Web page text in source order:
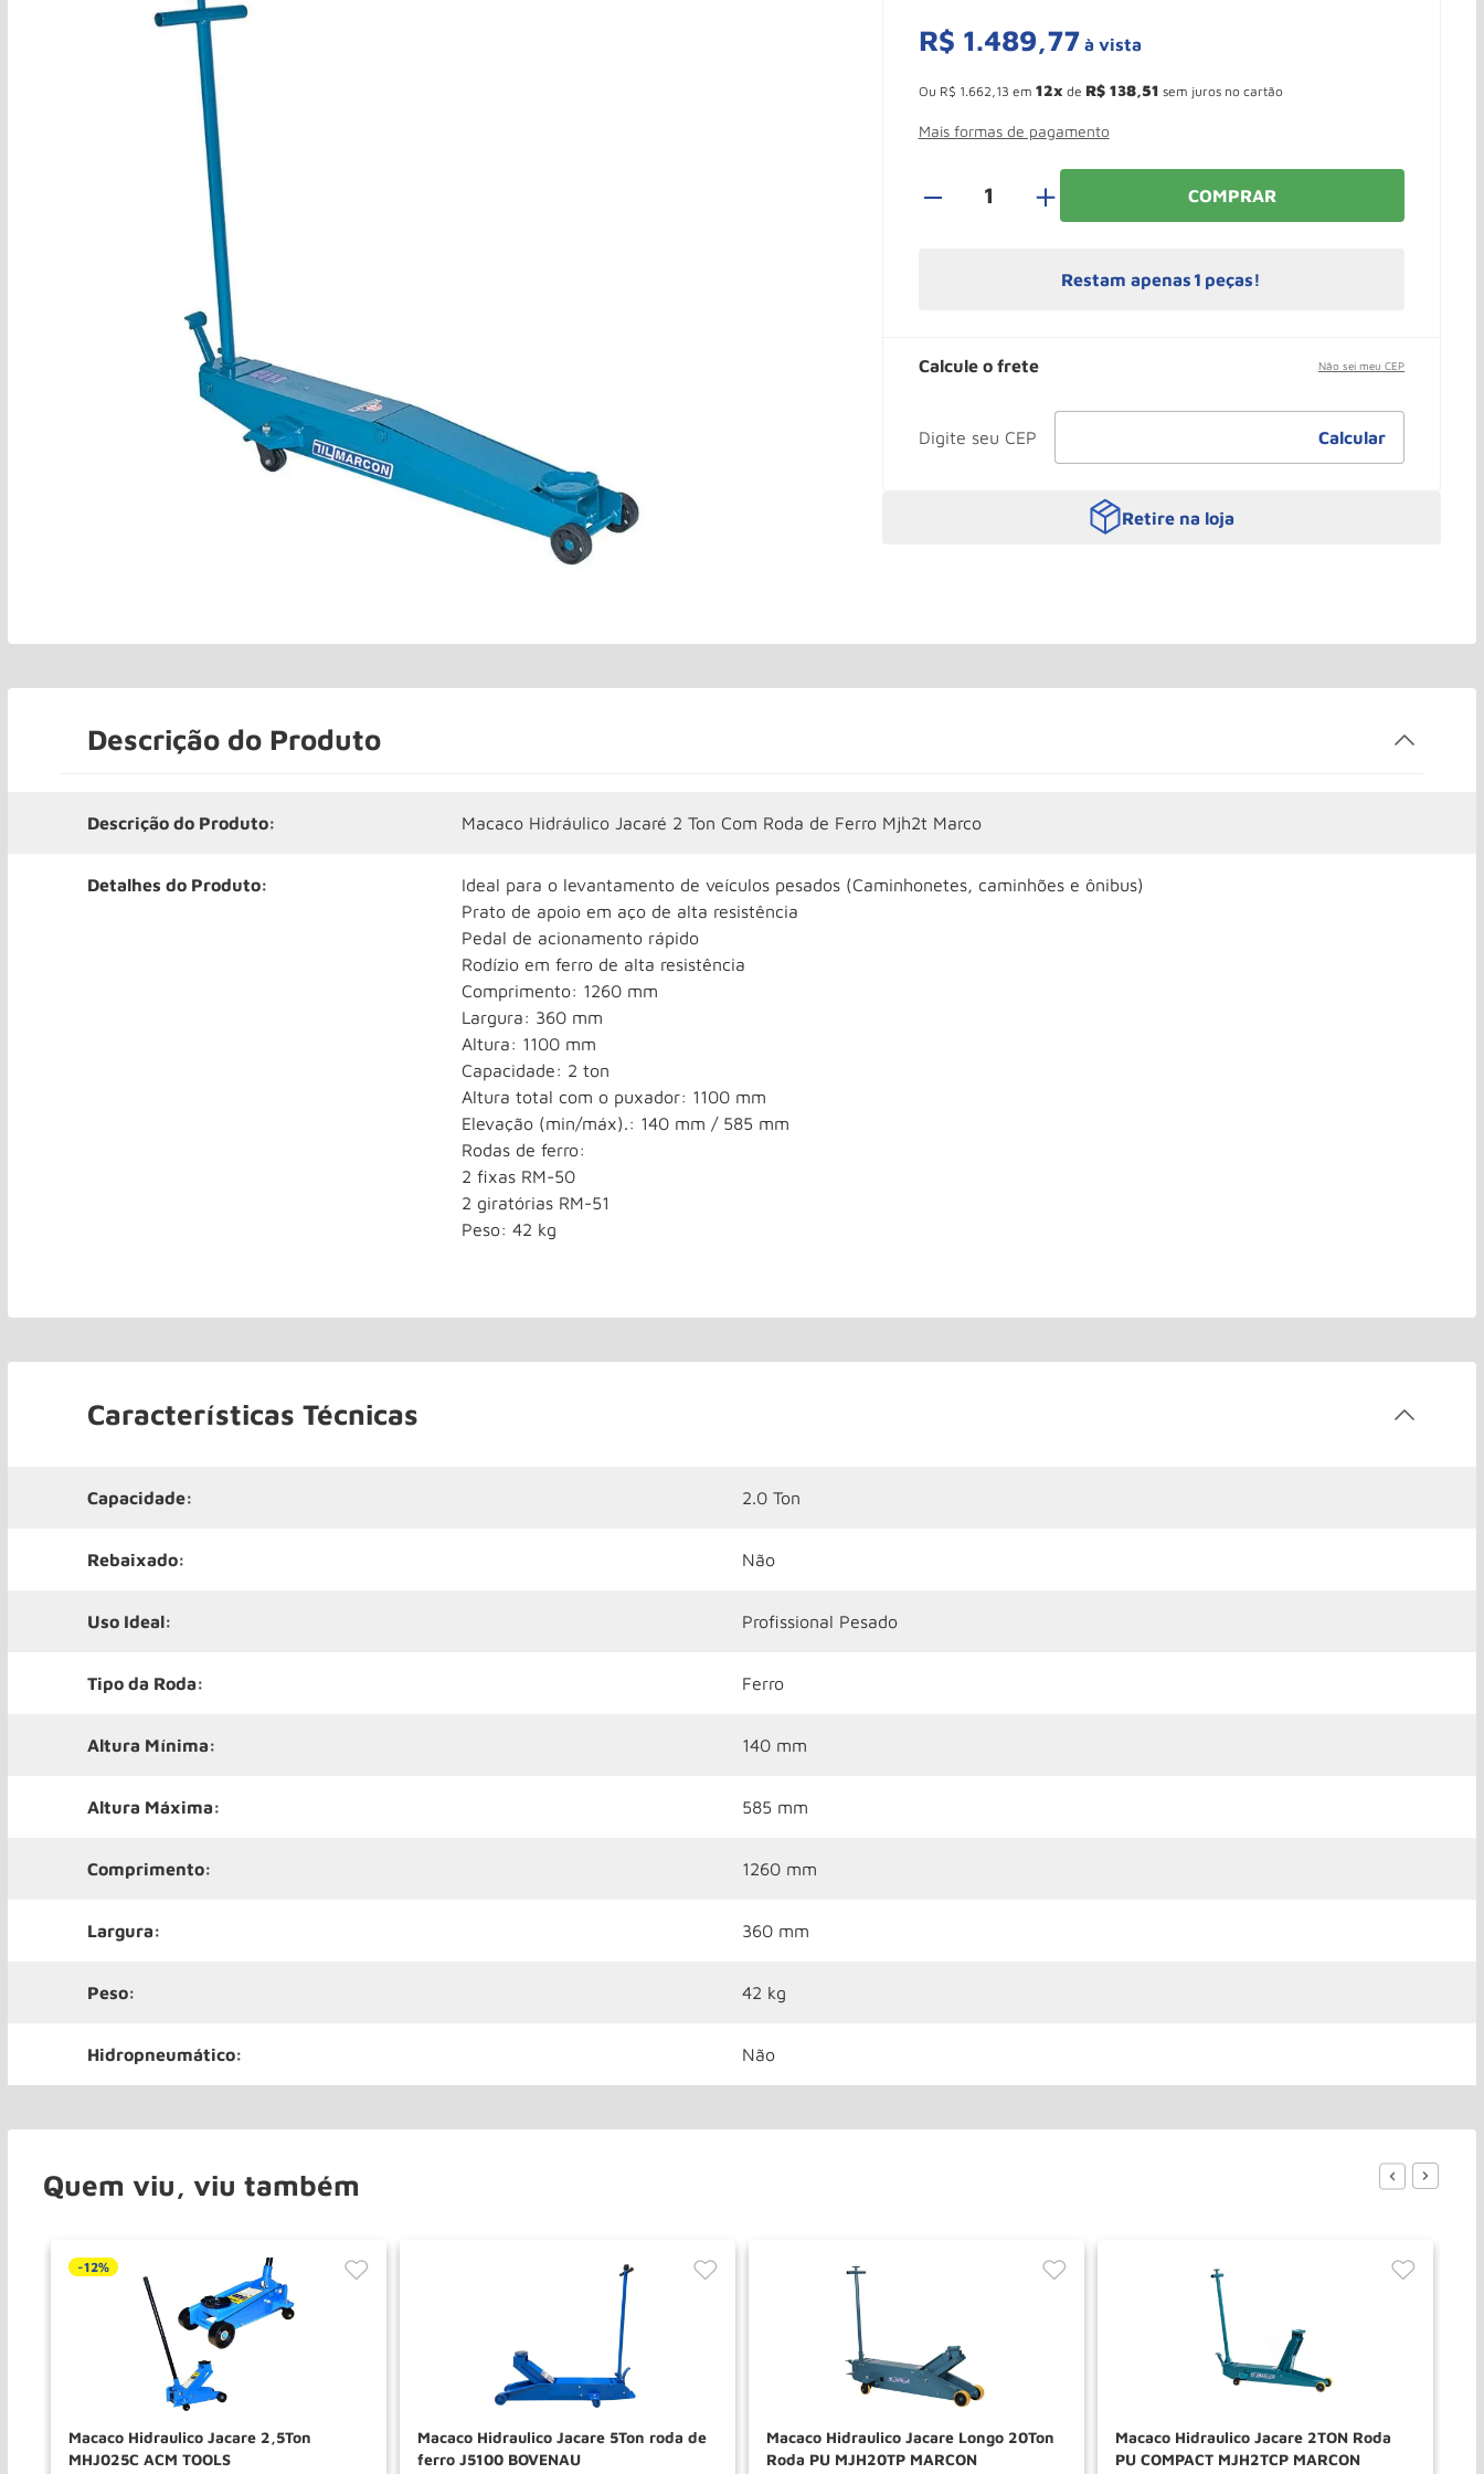
R$ 1.489,77 à vista
Ou R$ 1.662 13 em 12 de R$ 138,51 sem juros no cartão
Mais formas de pagamento
＋ COMPRAR
Restam apenas 1 peças!
Calcule o frete Não sei meu CEP
Retire na loja
Descrição do Produto
Descrição do Produto: Macaco Hidráulico Jacaré 2 Ton Com Roda de Ferro Mjh2t Marco
Detalhes do Produto:
Ideal para o levantamento de veículos pesados (Caminhonetes, caminhões e ônibus)
Prato de apoio em aço de alta resistência
Pedal de acionamento rápido
Rodízio em ferro de alta resistência
Comprimento: 1260 mm
Largura: 360 mm
Altura: 1100 mm
Capacidade: 2 ton
Altura total com o puxador: 1100 mm
Elevação (min/máx).: 140 mm / 585 mm
Rodas de ferro:
2 fixas RM-50
2 giratórias RM-51
Peso: 42 kg
Características Técnicas
Capacidade: 2.0 Ton
Rebaixado: Não
Uso Ideal: Profissional Pesado
Tipo da Roda: Ferro
Altura Mínima: 140 mm
Altura Máxima: 585 mm
Comprimento: 1260 mm
Largura: 360 mm
Peso: 42 kg
Hidropneumático: Não
Quem viu, viu também
-12%
Macaco Hidraulico Jacare 2,5Ton
MHJ025C ACM TOOLS
Macaco Hidraulico Jacare 5Ton roda de
ferro J5100 BOVENAU
Macaco Hidraulico Jacare Longo 20Ton
Roda PU MJH20TP MARCON
Macaco Hidraulico Jacare 2TON Roda
PU COMPACT MJH2TCP MARCON